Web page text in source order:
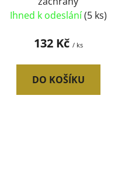
Ihned k odeslání(5 ks)
132 Kč / ks
DO KOŠÍKU